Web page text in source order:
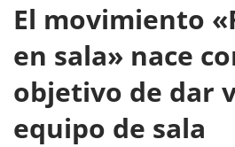
El movimiento
en sala» nace
objetivo de dar
equipo de sala